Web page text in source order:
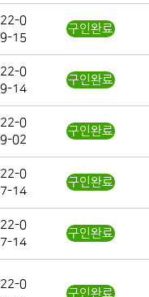
22-0
9-15
구인완료
22-0
9-14
구인완료
22-0
9-02
구인완료
22-0
7-14
구인완료
22-0
7-14
구인완료
22-0
구인완료